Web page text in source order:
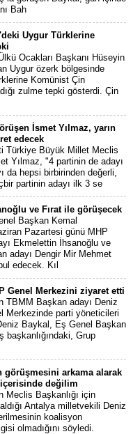
Bah
Uygur Türklerine
Ocakları Başkanı Hüseyin
Uygur özerk bölgesinde
Komünist Çin
zulme tepki gösterdi. Çin
İsmet Yılmaz, yarın
edecek
Türkiye Büyük Millet Meclis
Yılmaz, "4 partinin de adayı
da hepsi birbirinden değerli,
partinin adayı ilk 3 se
ve Fırat ile görüşecek
Başkan Kemal
Pazartesi günü MHP
Ekmelettin İhsanoğlu ve
adayı Dengir Mir Mehmet
edecek. Kıl
Genel Merkezini ziyaret etti
TBMM Başkan adayı Deniz
Merkezinde parti yöneticileri
Baykal, Eş Genel Başkan
başkanlığındaki, Grup
görüşmesini arkama alarak
içerisinde değilim
Meclis Başkanlığı için
Antalya milletvekili Deniz
koalisyon
olmadığını söyledi.